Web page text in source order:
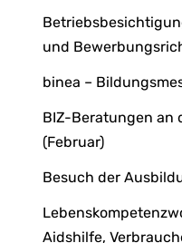
und
binea –
BIZ-Beratungen an
(Februar)
Besuch der
Aidshilfe,